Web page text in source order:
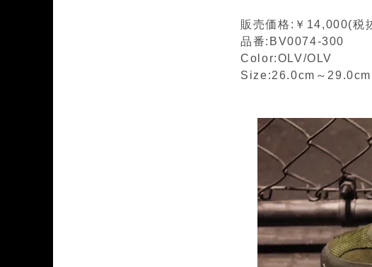
販売価格:￥14,000(税
品番:BV0074-300
Color:OLV/OLV
Size:26.0cm～